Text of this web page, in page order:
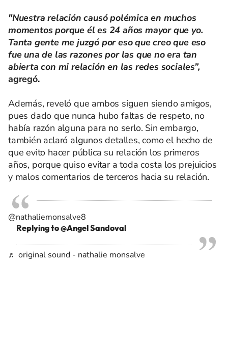
"Nuestra relación causó polémica en muchos
momentos porque él es 24 años mayor que yo.
Tanta gente me juzgó por eso que creo que eso
fue una de las razones por las que no era tan
abierta con mi relación en las redes sociales”,
agregó.
Además, reveló que ambos siguen siendo amigos,
pues dado que nunca hubo faltas de respeto, no
había razón alguna para no serlo. Sin embargo,
también aclaró algunos detalles, como el hecho de
que evito hacer pública su relación los primeros
años, porque quiso evitar a toda costa los prejuicios
y malos comentarios de terceros hacia su relación.
@nathaliemonsalve8
Replying to @Angel Sandoval
♬ original sound - nathalie monsalve